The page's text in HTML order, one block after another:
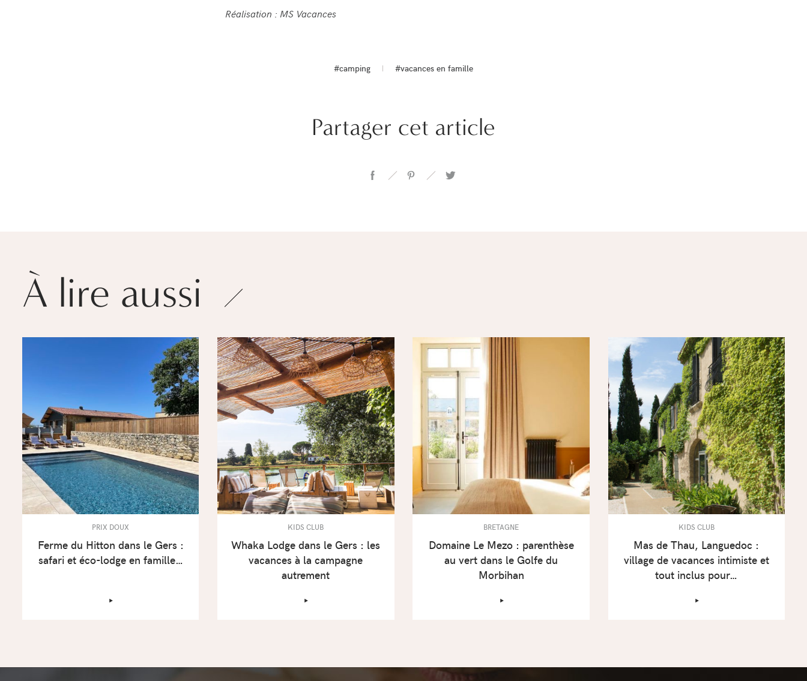
Réalisation : MS Vacances
#camping #vacances en famille
Partager cet article
À lire aussi
PRIX DOUX
Ferme du Hitton dans le Gers :
safari et éco-lodge en famille…
‣
KIDS CLUB
Whaka Lodge dans le Gers : les
vacances à la campagne
autrement
‣
BRETAGNE
Domaine Le Mezo : parenthèse
au vert dans le Golfe du
Morbihan
‣
KIDS CLUB
Mas de Thau, Languedoc :
village de vacances intimiste et
tout inclus pour…
‣